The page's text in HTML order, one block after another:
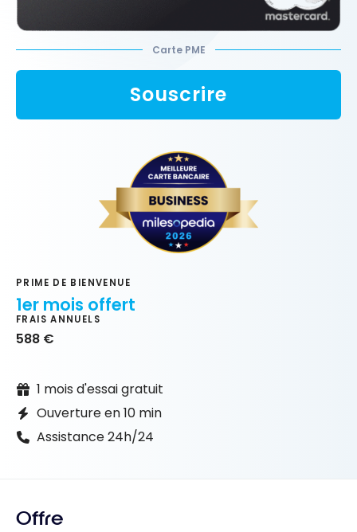
Carte PME
Souscrire
PRIME DE BIENVENUE
1er mois offert
FRAIS ANNUELS
588 €
1 mois d'essai gratuit
Ouverture en 10 min
Assistance 24h/24
Offre